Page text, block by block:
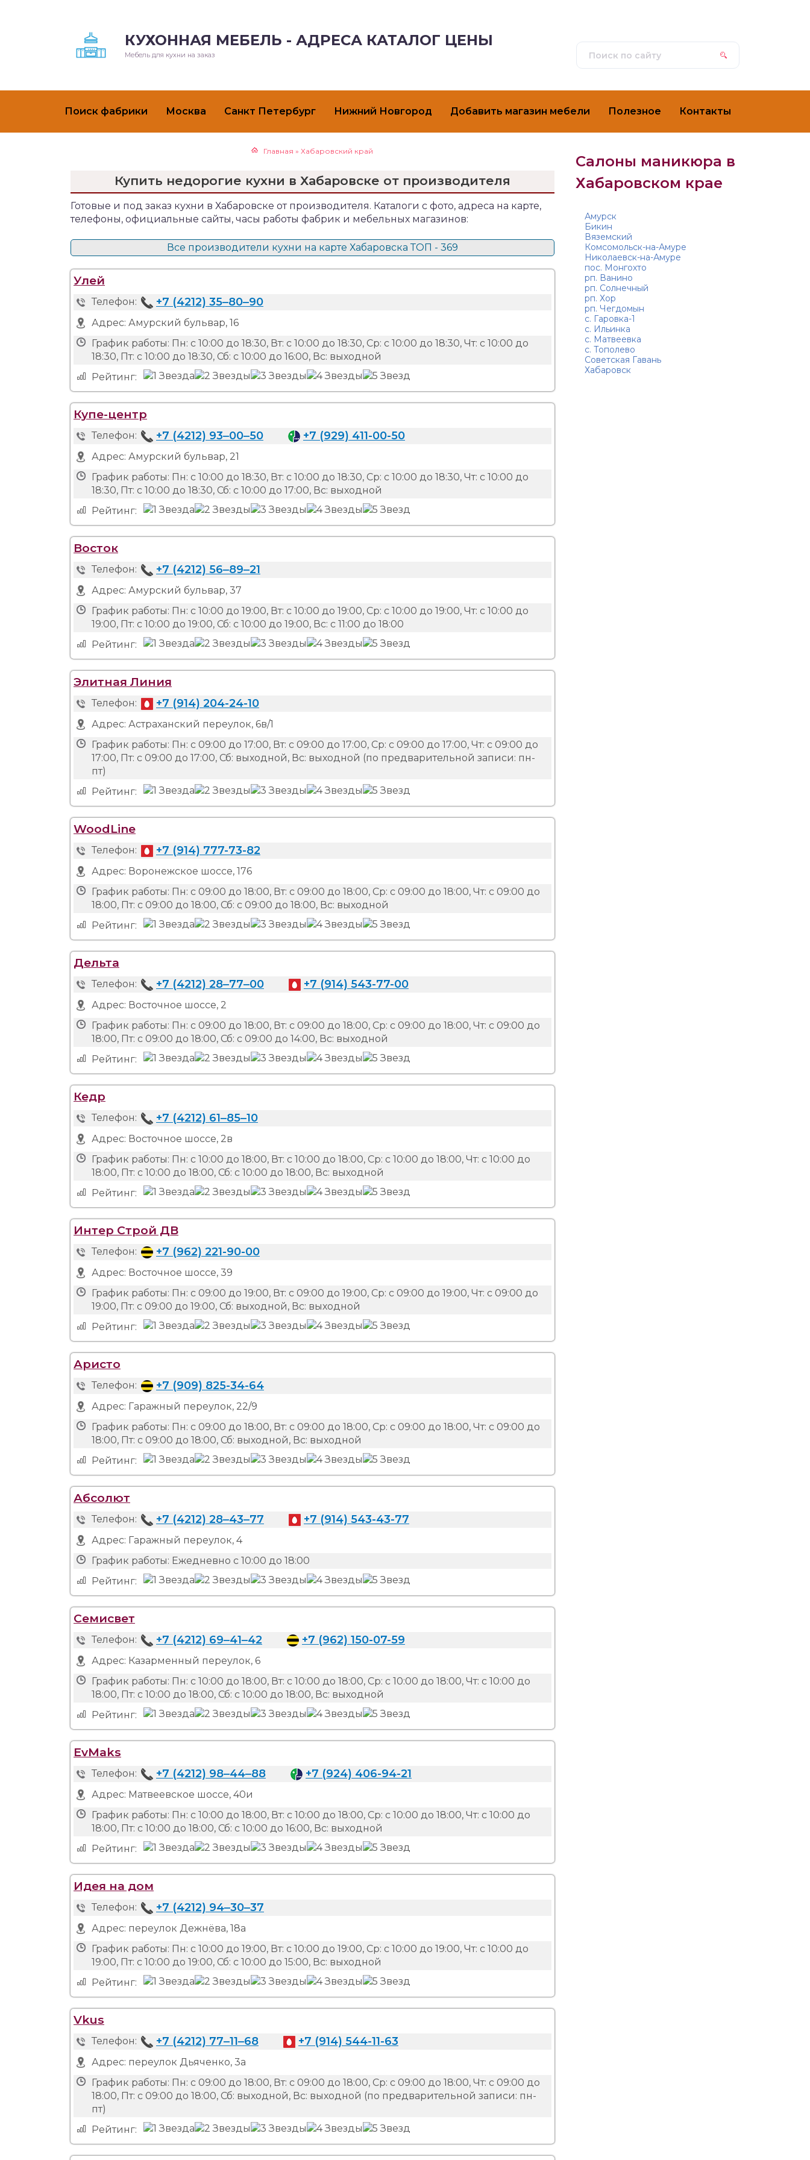
КУХОННАЯ МЕБЕЛЬ - АДРЕСА КАТАЛОГ ЦЕНЫ
Мебель для кухни на заказ
Поиск фабрики Москва Санкт Петербург Нижний Новгород Добавить магазин мебели Полезное Контакты
Главная » Хабаровский край
Купить недорогие кухни в Хабаровске от производителя
Готовые и под заказ кухни в Хабаровске от производителя. Каталоги с фото, адреса на карте,
телефоны, официальные сайты, часы работы фабрик и мебельных магазинов:
Все производители кухни на карте Хабаровска ТОП - 369
Улей
Телефон: +7 (4212) 35‒80‒90
Адрес: Амурский бульвар, 16
График работы: Пн: с 10:00 до 18:30, Вт: с 10:00 до 18:30, Ср: с 10:00 до 18:30, Чт: с 10:00 до
18:30, Пт: с 10:00 до 18:30, Сб: с 10:00 до 16:00, Вс: выходной
Рейтинг:
Купе-центр
Телефон: +7 (4212) 93‒00‒50 +7 (929) 411-00-50
Адрес: Амурский бульвар, 21
График работы: Пн: с 10:00 до 18:30, Вт: с 10:00 до 18:30, Ср: с 10:00 до 18:30, Чт: с 10:00 до
18:30, Пт: с 10:00 до 18:30, Сб: с 10:00 до 17:00, Вс: выходной
Рейтинг:
Восток
Телефон: +7 (4212) 56‒89‒21
Адрес: Амурский бульвар, 37
График работы: Пн: с 10:00 до 19:00, Вт: с 10:00 до 19:00, Ср: с 10:00 до 19:00, Чт: с 10:00 до
19:00, Пт: с 10:00 до 19:00, Сб: с 10:00 до 19:00, Вс: с 11:00 до 18:00
Рейтинг:
Элитная Линия
Телефон: +7 (914) 204-24-10
Адрес: Астраханский переулок, 6в/1
График работы: Пн: с 09:00 до 17:00, Вт: с 09:00 до 17:00, Ср: с 09:00 до 17:00, Чт: с 09:00 до
17:00, Пт: с 09:00 до 17:00, Сб: выходной, Вс: выходной (по предварительной записи: пн-
пт)
Рейтинг:
WoodLine
Телефон: +7 (914) 777-73-82
Адрес: Воронежское шоссе, 176
График работы: Пн: с 09:00 до 18:00, Вт: с 09:00 до 18:00, Ср: с 09:00 до 18:00, Чт: с 09:00 до
18:00, Пт: с 09:00 до 18:00, Сб: с 09:00 до 18:00, Вс: выходной
Рейтинг:
Дельта
Телефон: +7 (4212) 28‒77‒00 +7 (914) 543-77-00
Адрес: Восточное шоссе, 2
График работы: Пн: с 09:00 до 18:00, Вт: с 09:00 до 18:00, Ср: с 09:00 до 18:00, Чт: с 09:00 до
18:00, Пт: с 09:00 до 18:00, Сб: с 09:00 до 14:00, Вс: выходной
Рейтинг:
Кедр
Телефон: +7 (4212) 61‒85‒10
Адрес: Восточное шоссе, 2в
График работы: Пн: с 10:00 до 18:00, Вт: с 10:00 до 18:00, Ср: с 10:00 до 18:00, Чт: с 10:00 до
18:00, Пт: с 10:00 до 18:00, Сб: с 10:00 до 18:00, Вс: выходной
Рейтинг:
Интер Строй ДВ
Телефон: +7 (962) 221-90-00
Адрес: Восточное шоссе, 39
График работы: Пн: с 09:00 до 19:00, Вт: с 09:00 до 19:00, Ср: с 09:00 до 19:00, Чт: с 09:00 до
19:00, Пт: с 09:00 до 19:00, Сб: выходной, Вс: выходной
Рейтинг:
Аристо
Телефон: +7 (909) 825-34-64
Адрес: Гаражный переулок, 22/9
График работы: Пн: с 09:00 до 18:00, Вт: с 09:00 до 18:00, Ср: с 09:00 до 18:00, Чт: с 09:00 до
18:00, Пт: с 09:00 до 18:00, Сб: выходной, Вс: выходной
Рейтинг:
Абсолют
Телефон: +7 (4212) 28‒43‒77 +7 (914) 543-43-77
Адрес: Гаражный переулок, 4
График работы: Ежедневно с 10:00 до 18:00
Рейтинг:
Семисвет
Телефон: +7 (4212) 69‒41‒42 +7 (962) 150-07-59
Адрес: Казарменный переулок, 6
График работы: Пн: с 10:00 до 18:00, Вт: с 10:00 до 18:00, Ср: с 10:00 до 18:00, Чт: с 10:00 до
18:00, Пт: с 10:00 до 18:00, Сб: с 10:00 до 18:00, Вс: выходной
Рейтинг:
EvMaks
Телефон: +7 (4212) 98‒44‒88 +7 (924) 406-94-21
Адрес: Матвеевское шоссе, 40и
График работы: Пн: с 10:00 до 18:00, Вт: с 10:00 до 18:00, Ср: с 10:00 до 18:00, Чт: с 10:00 до
18:00, Пт: с 10:00 до 18:00, Сб: с 10:00 до 16:00, Вс: выходной
Рейтинг:
Идея на дом
Телефон: +7 (4212) 94‒30‒37
Адрес: переулок Дежнёва, 18а
График работы: Пн: с 10:00 до 19:00, Вт: с 10:00 до 19:00, Ср: с 10:00 до 19:00, Чт: с 10:00 до
19:00, Пт: с 10:00 до 19:00, Сб: с 10:00 до 15:00, Вс: выходной
Рейтинг:
Vkus
Телефон: +7 (4212) 77‒11‒68 +7 (914) 544-11-63
Адрес: переулок Дьяченко, 3а
График работы: Пн: с 09:00 до 18:00, Вт: с 09:00 до 18:00, Ср: с 09:00 до 18:00, Чт: с 09:00 до
18:00, Пт: с 09:00 до 18:00, Сб: выходной, Вс: выходной (по предварительной записи: пн-
пт)
Рейтинг:
Салоны маникюра в
Хабаровском крае
Амурск
Бикин
Вяземский
Комсомольск-на-Амуре
Николаевск-на-Амуре
пос. Монгохто
рп. Ванино
рп. Солнечный
рп. Хор
рп. Чегдомын
с. Гаровка-1
с. Ильинка
с. Матвеевка
с. Тополево
Советская Гавань
Хабаровск